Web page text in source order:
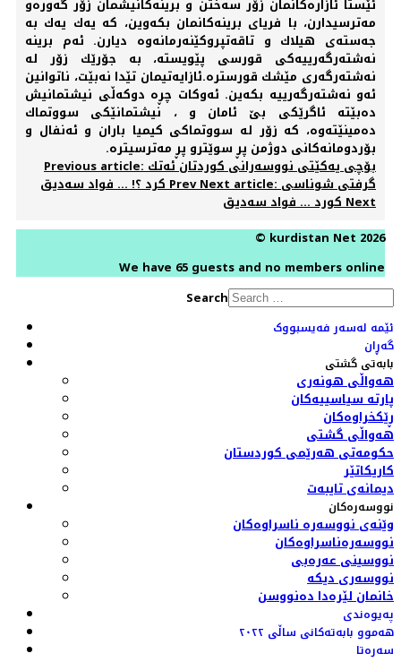
ئێستا ئازارەكانمان زۆر سەختن و برینەكانیشمان زۆر گەورەو
مەترسیدارن، با فریای برینەكانمان بكەوین، كە یەك یەك بە
جەستەی هیلاك و تاقەتپروكێنەرمانەوە دیارن. ئەم برینە
نەشتەرگەرییەكی قورسی پێویستە، بە جۆرێك زۆر لە
نەشتەرگەری مێشك قورسترە.ئازایەتیمان تێدا نەبێت، ناتوانین
ئەو نەشتەرگەرییە بكەین. ئەوكات چڕە دوكەڵی نیشتمانیش
دەبێتە ئاگرێكی بێ ئامان و ، نیشتمانێكی سووتماك
دەمینێتەوە، كە زۆر لە سووتماكی كیمیا باران و ئەنفال و
بۆردومانەكانی دوژمن پڕ سوێترو پڕ مەترسیترە.
Previous article: بۆچی یەكێتی نووسەرانی كوردتان ئەتك
كرد ؟! ... فواد سەدیقPrevNext article: گرفتی شوناسی
كورد ... فواد سەدیقNext
© kurdistan Net 2026
We have 65 guests and no members online
Search
ئێمە لەسەر فەیسبووک
گەڕان
بابەتی گشتی
هەواڵی هونەری
پارتە سیاسییەکان
ڕێکخراوەکان
هەواڵی گشتی
حکومەتی هەرێمی کوردستان
کاریکاتێر
دیمانەی تایبەت
نووسەرەکان
وێنەی نووسەرە ناسراوەکان
نووسەرەناسراوەکان
نووسینی عەرەبی
نووسەری دیکە
خانمان لێرەدا دەنووسن
پەیوەندی
هەموو بابەتەکانی ساڵی ٢٠٢٢
سەرەتا